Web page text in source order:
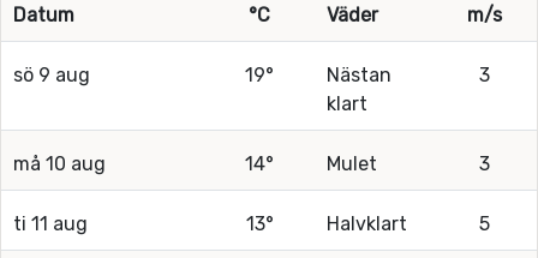
Datum
°C
Väder
m/s
sö 9 aug 19°
Nästan
klart
3
må 10 aug 14° Mulet 3
ti 11 aug 13° Halvklart 5